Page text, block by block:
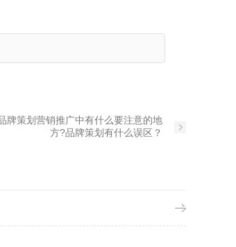
牌策划营销推广中有什么要注意的地
方?品牌策划有什么误区？